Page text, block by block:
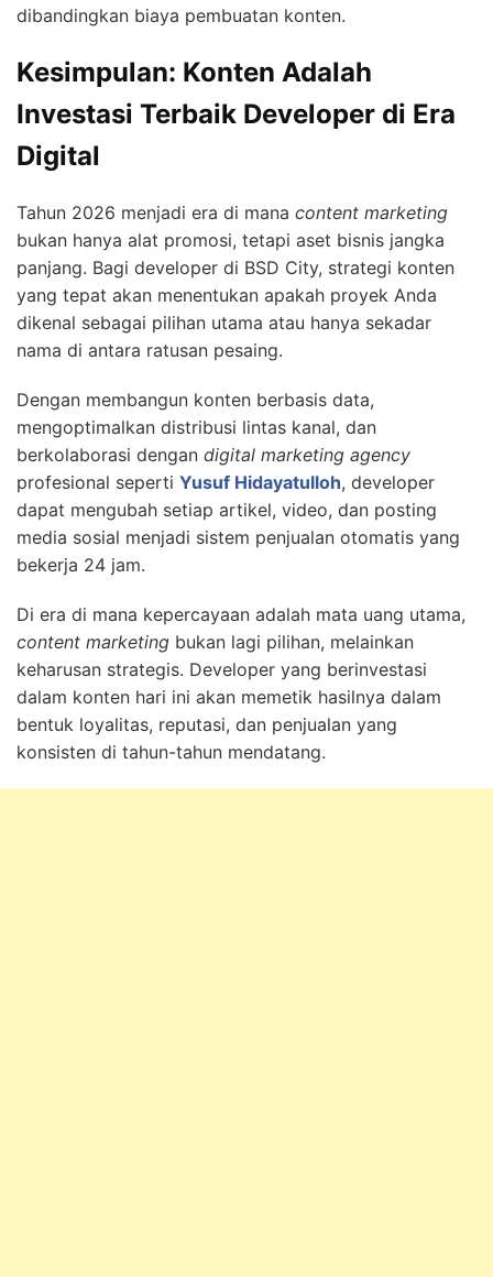
dibandingkan biaya pembuatan konten.
Kesimpulan: Konten Adalah
Investasi Terbaik Developer di Era
Digital
Tahun 2026 menjadi era di mana content marketing
bukan hanya alat promosi, tetapi aset bisnis jangka
panjang. Bagi developer di BSD City, strategi konten
yang tepat akan menentukan apakah proyek Anda
dikenal sebagai pilihan utama atau hanya sekadar
nama di antara ratusan pesaing.
Dengan membangun konten berbasis data,
mengoptimalkan distribusi lintas kanal, dan
berkolaborasi dengan digital marketing agency
profesional seperti Yusuf Hidayatulloh, developer
dapat mengubah setiap artikel, video, dan posting
media sosial menjadi sistem penjualan otomatis yang
bekerja 24 jam.
Di era di mana kepercayaan adalah mata uang utama,
content marketing bukan lagi pilihan, melainkan
keharusan strategis. Developer yang berinvestasi
dalam konten hari ini akan memetik hasilnya dalam
bentuk loyalitas, reputasi, dan penjualan yang
konsisten di tahun-tahun mendatang.